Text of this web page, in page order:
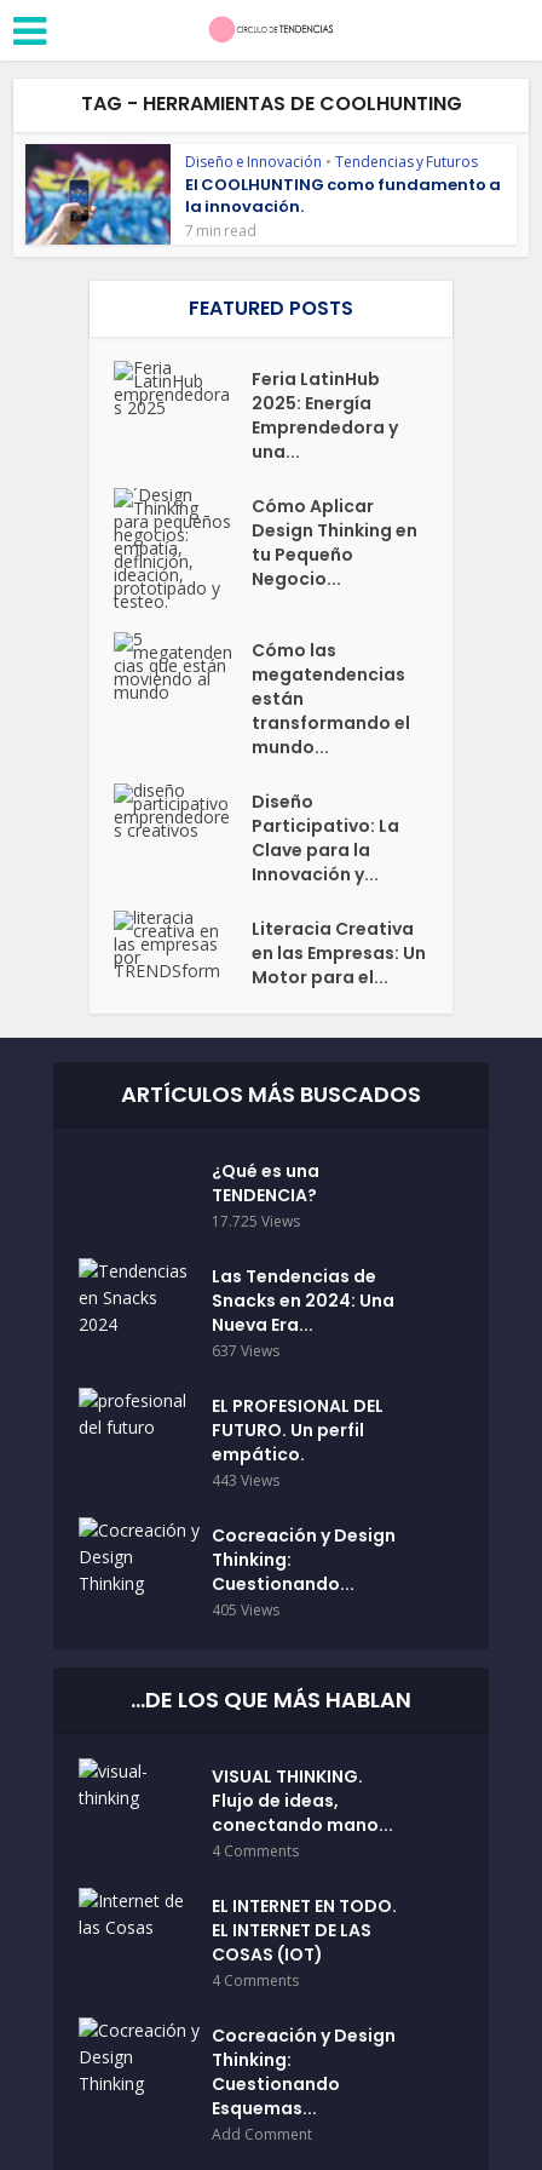
TAG - HERRAMIENTAS DE COOLHUNTING
Diseño e Innovación • Tendencias y Futuros
El COOLHUNTING como fundamento a
la innovación.
7 min read
FEATURED POSTS
Feria LatinHub
2025: Energía
Emprendedora y
una...
Cómo Aplicar
Design Thinking en
tu Pequeño
Negocio...
Cómo las
megatendencias
están
transformando el
mundo...
Diseño
Participativo: La
Clave para la
Innovación y...
Literacia Creativa
en las Empresas: Un
Motor para el...
ARTÍCULOS MÁS BUSCADOS
¿Qué es una
TENDENCIA?
17.725 Views
Las Tendencias de
Snacks en 2024: Una
Nueva Era...
637 Views
EL PROFESIONAL DEL
FUTURO. Un perfil
empático.
443 Views
Cocreación y Design
Thinking:
Cuestionando...
405 Views
…DE LOS QUE MÁS HABLAN
VISUAL THINKING.
Flujo de ideas,
conectando mano...
4 Comments
EL INTERNET EN TODO.
EL INTERNET DE LAS
COSAS (IOT)
4 Comments
Cocreación y Design
Thinking:
Cuestionando
Esquemas...
Add Comment